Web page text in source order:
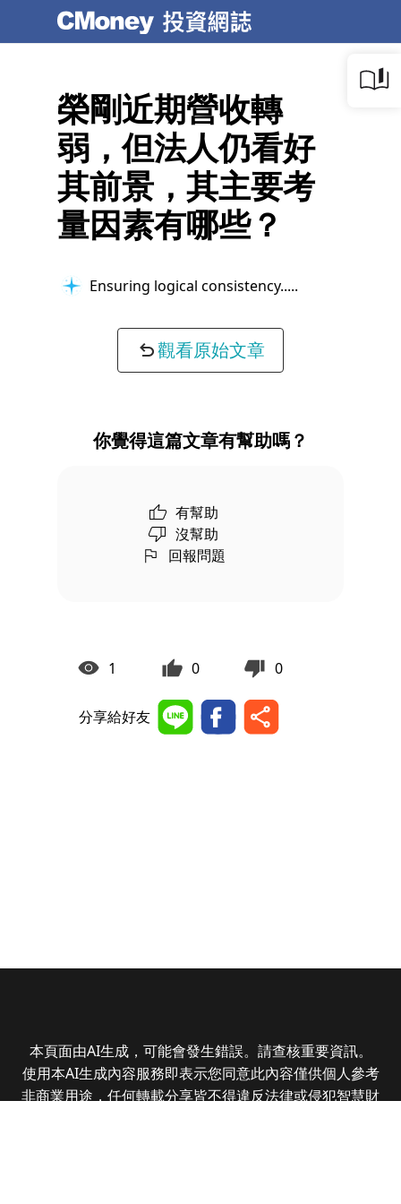
榮剛近期營收轉
弱，但法人仍看好
其前景，其主要考
量因素有哪些？
Ensuring logical consistency...
觀看原始文章
你覺得這篇文章有幫助嗎？
有幫助
沒幫助
回報問題
1 0 0
分享給好友
本頁面由AI生成，可能會發生錯誤。請查核重要資訊。
使用本AI生成內容服務即表示您同意此內容僅供個人參考
非商業用途，任何轉載分享皆不得違反法律或侵犯智慧財